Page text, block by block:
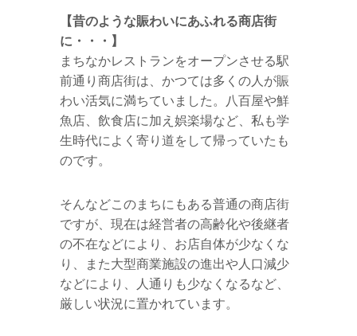
【昔のような賑わいにあふれる商店街
に・・・】
まちなかレストランをオープンさせる駅
前通り商店街は、かつては多くの人が賑
わい活気に満ちていました。八百屋や鮮
魚店、飲食店に加え娯楽場など、私も学
生時代によく寄り道をして帰っていたも
のです。
そんなどこのまちにもある普通の商店街
ですが、現在は経営者の高齢化や後継者
の不在などにより、お店自体が少なくな
り、また大型商業施設の進出や人口減少
などにより、人通りも少なくなるなど、
厳しい状況に置かれています。